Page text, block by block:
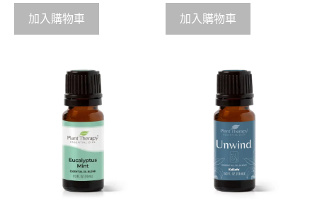
t
5
加入購物車
t
5
加入購物車